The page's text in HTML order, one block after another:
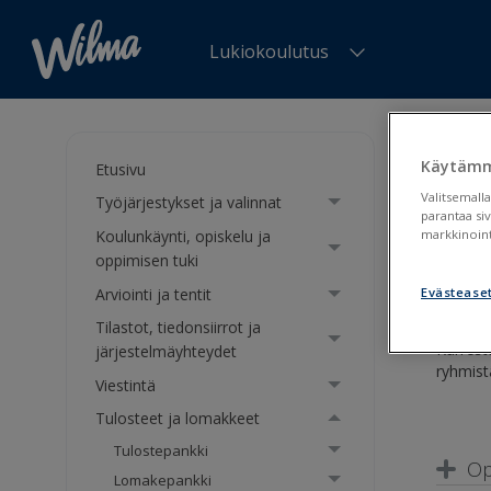
Lukiokoulutus
Etusivu
Työjärjestykset ja valinnat
Koulunkäynti, opiskelu ja
oppimisen tuki
Arviointi ja tentit
Tilastot, tiedonsiirrot ja
järjestelmäyhteydet
Viestintä
Tulosteet ja lomakkeet
Tulostepankki
Lomakepankki
parantaa